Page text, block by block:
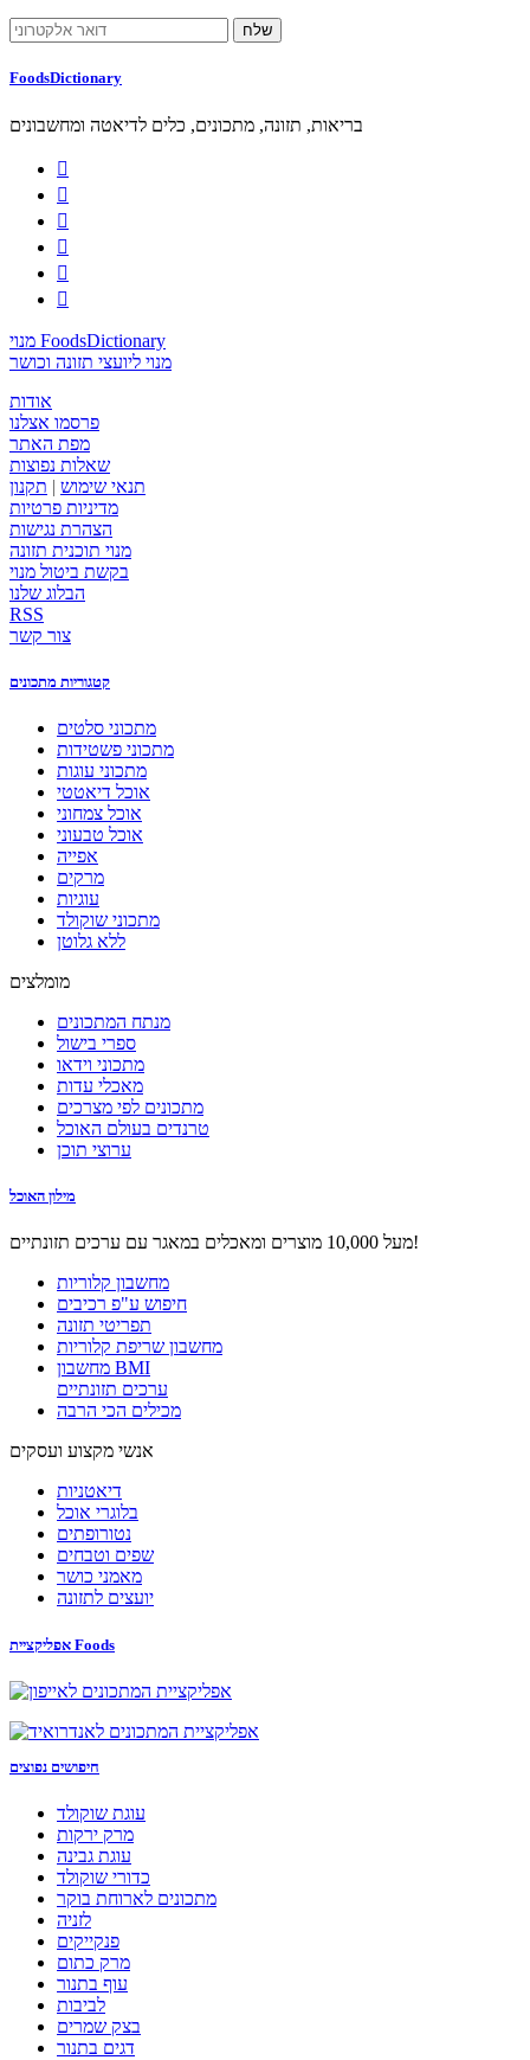
FoodsDictionary
בריאות, תזונה, מתכונים, כלים לדיאטה ומחשבונים






מנוי FoodsDictionary
מנוי ליועצי תזונה וכושר
אודות
פרסמו אצלנו
מפת האתר
שאלות נפוצות
תנאי שימוש | תקנון
מדיניות פרטיות
הצהרת נגישות
מנוי תוכנית תזונה
בקשת ביטול מנוי
הבלוג שלנו
RSS
צור קשר
קטגוריות מתכונים
מתכוני סלטים
מתכוני פשטידות
מתכוני עוגות
אוכל דיאטטי
אוכל צמחוני
אוכל טבעוני
אפייה
מרקים
עוגיות
מתכוני שוקולד
ללא גלוטן
מומלצים
מנתח המתכונים
ספרי בישול
מתכוני וידאו
מאכלי עדות
מתכונים לפי מצרכים
טרנדים בעולם האוכל
ערוצי תוכן
מילון האוכל
מעל 10,000 מוצרים ומאכלים במאגר עם ערכים תזונתיים!
מחשבון קלוריות
חיפוש ע"פ רכיבים
תפריטי תזונה
מחשבון שריפת קלוריות
מחשבון BMI
ערכים תזונתיים
מכילים הכי הרבה
אנשי מקצוע ועסקים
דיאטניות
בלוגרי אוכל
נטורופתים
שפים וטבחים
מאמני כושר
יועצים לתזונה
אפליקציית Foods
חיפושים נפוצים
עוגת שוקולד
מרק ירקות
עוגת גבינה
כדורי שוקולד
מתכונים לארוחת בוקר
לזניה
פנקייקים
מרק כתום
עוף בתנור
לביבות
בצק שמרים
דגים בתנור